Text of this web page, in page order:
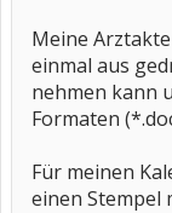
Meine
einmal aus
nehmen kann
Formaten
Für meinen
einen Stempel